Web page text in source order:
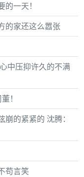
一天！
的家还这么嚣张
中压抑许久的不满
！
的紧紧的 沈腾：
苟言笑